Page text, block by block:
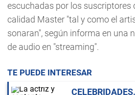
escuchadas por los suscriptores
calidad Master "tal y como el
sonaran", según informa en una
de audio en "streaming".
TE PUEDE INTERESAR
CELEBRIDADES